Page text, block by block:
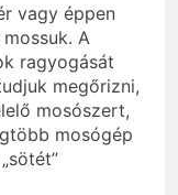
vagy éppen
A
ragyogását
megőrizni,
mosószert,
mosógép